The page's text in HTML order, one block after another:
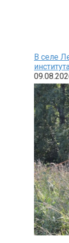
В селе